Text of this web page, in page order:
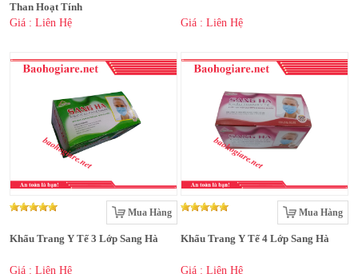
Than Hoạt Tính
Giá : Liên Hệ
Giá : Liên Hệ
Mua Hàng
Khẩu Trang Y Tế 3 Lớp Sang Hà
Giá : Liên Hệ
Mua Hàng
Khẩu Trang Y Tế 4 Lớp Sang Hà
Giá : Liên Hệ